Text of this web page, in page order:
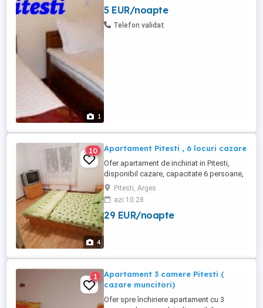
1
5 EUR/noapte
Telefon validat
4
10 Apartament Pitesti , 6 locuri cazare
Ofer apartament de inchiriat in Pitesti,
disponibil cazare, capacitate 6 persoane,
mobilat, utilat, 2 gr.sanitare, centrala
termica, Disponibil perioada scurta/
lunga. 0734103966
Pitesti, Arges
azi 10:28
29 EUR/noapte
1
Apartament 3 camere Pitesti (
cazare muncitori)
Ofer spre închiriere apartament cu 3